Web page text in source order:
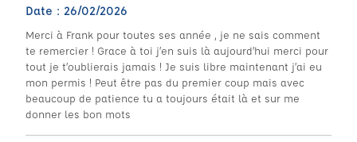
Date : 26/02/2026
Merci à Frank pour toutes ses année , je ne sais comment
te remercier ! Grace à toi j’en suis là aujourd’hui merci pour
tout je t’oublierais jamais ! Je suis libre maintenant j’ai eu
mon permis ! Peut être pas du premier coup mais avec
beaucoup de patience tu a toujours était là et sur me
donner les bon mots